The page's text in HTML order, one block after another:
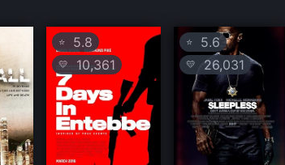
⭐ 5.8
💛 10,361
⭐5.6
💛 26,031